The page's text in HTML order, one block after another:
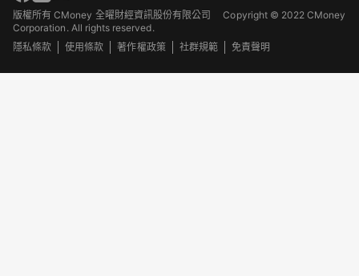
版權所有 CMoney 全曜財經資訊股份有限公司Copyright © 2022 CMoney
Corporation. All rights reserved.
隱私條款
使用條款 著作權政策 社群規範 免責聲明